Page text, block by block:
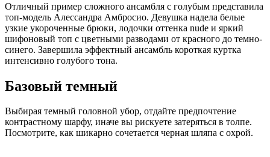
Отличный пример сложного ансамбля с голубым представила
топ-модель Алессандра Амбросио. Девушка надела белые
узкие укороченные брюки, лодочки оттенка nude и яркий
шифоновый топ с цветными разводами от красного до темно-
синего. Завершила эффектный ансамбль короткая куртка
интенсивно голубого тона.
Базовый темный
Выбирая темный головной убор, отдайте предпочтение
контрастному шарфу, иначе вы рискуете затеряться в толпе.
Посмотрите, как шикарно сочетается черная шляпа с охрой.